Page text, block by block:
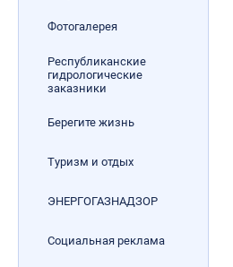
Фотогалерея
Республиканские
гидрологические
заказники
Берегите жизнь
Туризм и отдых
ЭНЕРГОГАЗНАДЗОР
Социальная реклама